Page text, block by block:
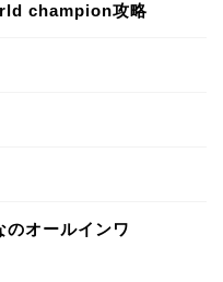
champion攻略
オールインワ